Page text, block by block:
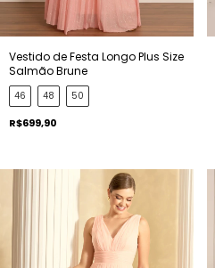
Vestido de Festa Longo Plus Size
Salmão Brune
46 48 50
R$699,90